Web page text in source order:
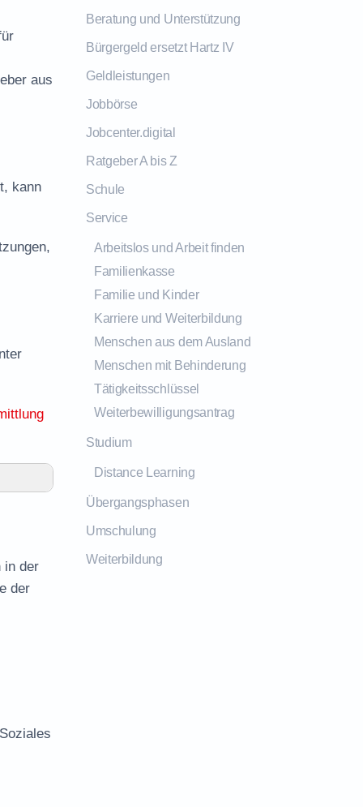
aus
kann
in der
der
Beratung und Unterstützung
Bürgergeld ersetzt Hartz IV
Geldleistungen
Jobbörse
Jobcenter.digital
Ratgeber A bis Z
Schule
Service
Arbeitslos und Arbeit finden
Familienkasse
Familie und Kinder
Karriere und Weiterbildung
Menschen aus dem Ausland
Menschen mit Behinderung
Tätigkeitsschlüssel
Weiterbewilligungsantrag
Studium
Distance Learning
Übergangsphasen
Umschulung
Weiterbildung